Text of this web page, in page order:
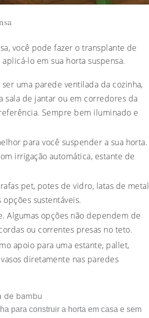
você pode fazer o transplante de
lo em sua horta suspensa.
uma parede ventilada da cozinha,
sala de jantar ou em corredores da
Sempre bem iluminado e
para você suspender a sua horta.
irrigação automática, estante de
pet, potes de vidro, latas de metal
sustentáveis.
Algumas opções não dependem de
ou correntes presas no teto.
apoio para uma estante, pallet,
diretamente nas paredes
de bambu
para construir a horta em casa e sem